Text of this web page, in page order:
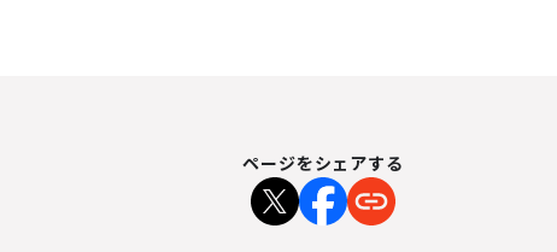
ページをシェアする